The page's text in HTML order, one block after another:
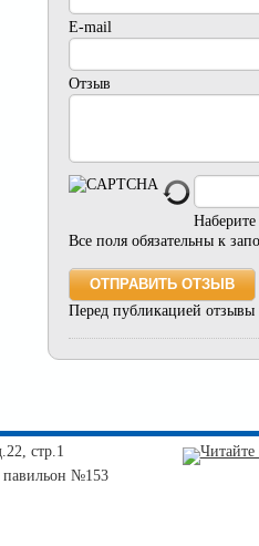
E-mail
Отзыв
Все поля обязательны к
Перед публикацией
стр.1
№153